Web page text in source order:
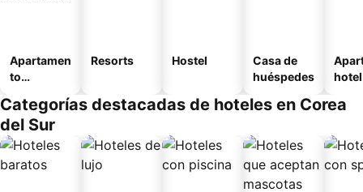
Apartamen
to
o
Resorts Hostel
Casa de
huéspedes
hotel
Categorías destacadas de hoteles en Corea
del Sur